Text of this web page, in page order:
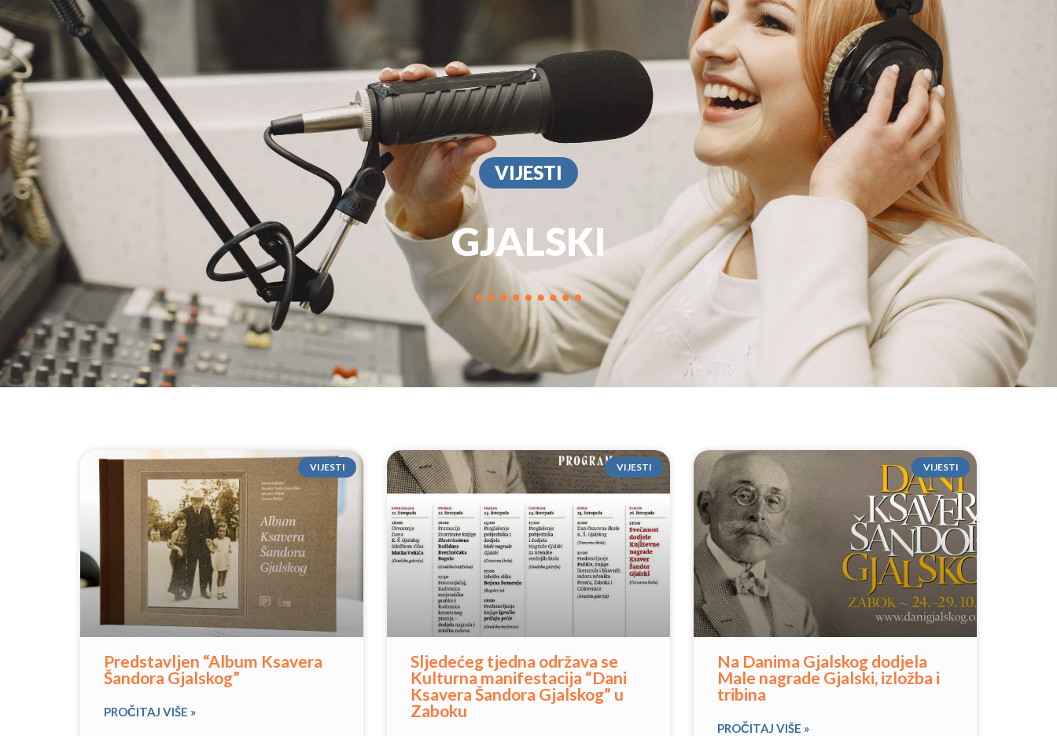
PROGRAM MARKETING KONTAKT DOKUMENTI
VIJESTI
GJALSKI
VIJESTI
Predstavljen “Album Ksavera
Šandora Gjalskog”
PROČITAJ VIŠE »
VIJESTI
Sljedećeg tjedna održava se
Kulturna manifestacija “Dani
Ksavera Šandora Gjalskog” u
Zaboku
VIJESTI
Na Danima Gjalskog dodjela
Male nagrade Gjalski, izložba i
tribina
PROČITAJ VIŠE »